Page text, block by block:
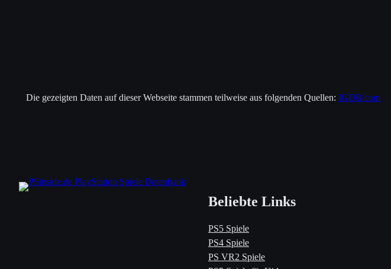
Die gezeigten Daten auf dieser Webseite stammen teilweise aus folgenden Quellen: IGDB.com
Beliebte Links
PS5 Spiele
PS4 Spiele
PS VR2 Spiele